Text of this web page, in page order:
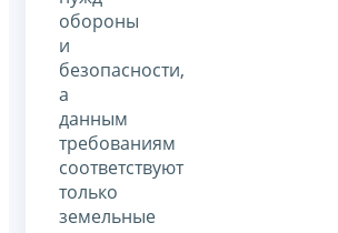
обороны
и
безопасности,
а
данным
требованиям
соответствуют
только
земельные